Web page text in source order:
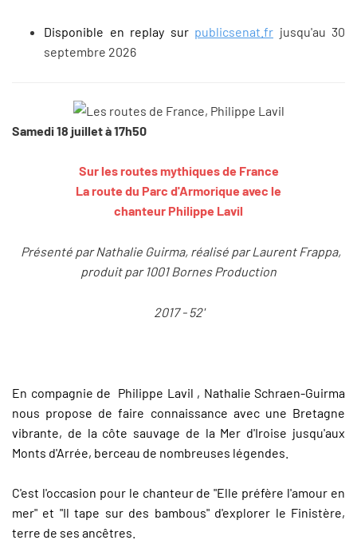
Disponible en replay sur publicsenat.fr jusqu'au 30
septembre 2026
Samedi 18 juillet à 17h50
Sur les routes mythiques de France
La route du Parc d'Armorique avec le
chanteur Philippe Lavil
Présenté par Nathalie Guirma, réalisé par Laurent Frappa,
produit par 1001 Bornes Production
2017 - 52'
En compagnie de Philippe Lavil , Nathalie Schraen-Guirma
nous propose de faire connaissance avec une Bretagne
vibrante, de la côte sauvage de la Mer d'Iroise jusqu'aux
Monts d'Arrée, berceau de nombreuses légendes.
C'est l'occasion pour le chanteur de "Elle préfère l'amour en
mer" et "Il tape sur des bambous" d'explorer le Finistère,
terre de ses ancêtres.